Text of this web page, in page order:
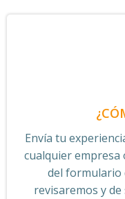
Envía tu
cualquier empresa
del formulario
revisaremos y